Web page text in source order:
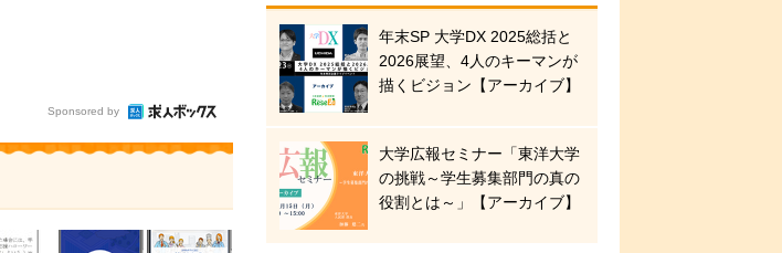
Sponsored by
年末SP 大学DX 2025総括と
2026展望、4人のキーマンが
描くビジョン【アーカイブ】
大学広報セミナー「東洋大学
の挑戦～学生募集部門の真の
役割とは～」【アーカイブ】